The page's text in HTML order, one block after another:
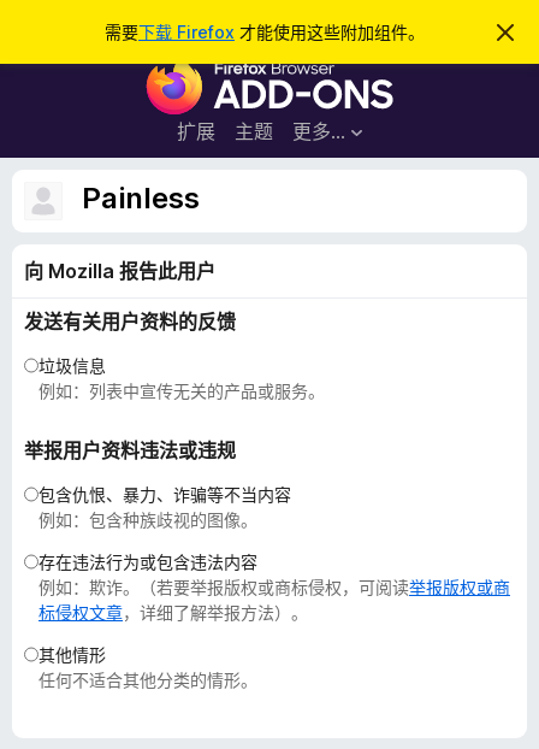
需要下载 Firefox 才能使用这些附加组件。
忽
此
F
r
e
加
扩展 主题 更多…
登录
Painless
向 Mozilla 报告此用户
发送有关用户资料的反馈
垃圾信息
例如：列表中宣传无关的产品或服务。
举报用户资料违法或违规
包含仇恨、暴力、诈骗等不当内容
例如：包含种族歧视的图像。
存在违法行为或包含违法内容
例如：欺诈。（若要举报版权或商标侵权，可阅读举报版权或商
标侵权文章，详细了解举报方法）。
其他情形
任何不适合其他分类的情形。